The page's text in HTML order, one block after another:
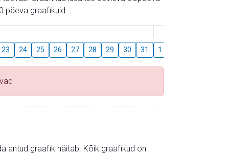
päeva graafikuid.
23 24 25 26 27 28 29 30 31 1
antud graafik näitab. Kõik graafikud on